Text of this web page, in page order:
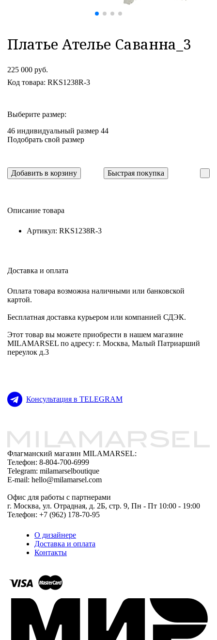
Платье Ателье Саванна_3
225 000 руб.
Код товара: RKS1238R-3
Выберите размер:
46 индивидуальный размер 44
Подобрать свой размер
Добавить в корзину Быстрая покупка
Описание товара
Артикул: RKS1238R-3
Доставка и оплата
Оплата товара возможна наличными или банковской
картой.
Бесплатная доставка курьером или компанией СДЭК.
Этот товар вы можете приобрести в нашем магазине
MILAMARSEL по адресу: г. Москва, Малый Патриарший
переулок д.3
Консультация в TELEGRAM
Флагманский магазин MILAMARSEL:
Телефон: 8-804-700-6999
Telegram: milamarselboutique
E-mail: hello@milamarsel.com
Офис для работы с партнерами
г. Москва, ул. Отрадная, д. 2Б, стр. 9, Пн - Пт 10:00 - 19:00
Телефон: +7 (962) 178-70-95
О дизайнере
Доставка и оплата
Контакты